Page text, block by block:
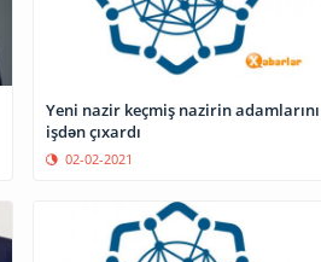
Yeni nazir keçmiş nazirin adamlarını
işdən çıxardı
02-02-2021